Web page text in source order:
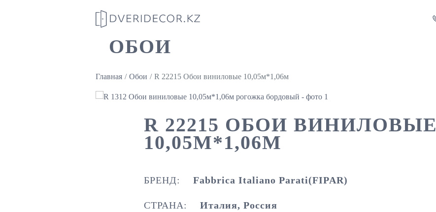
ОБОИ
Главная Обои R 22215 Обои виниловые 10,05м*1,06м
R 22215 ОБОИ ВИНИЛОВЫЕ
10,05М*1,06М
БРЕНД: Fabbrica Italiano Parati(FIPAR)
СТРАНА: Италия, Россия